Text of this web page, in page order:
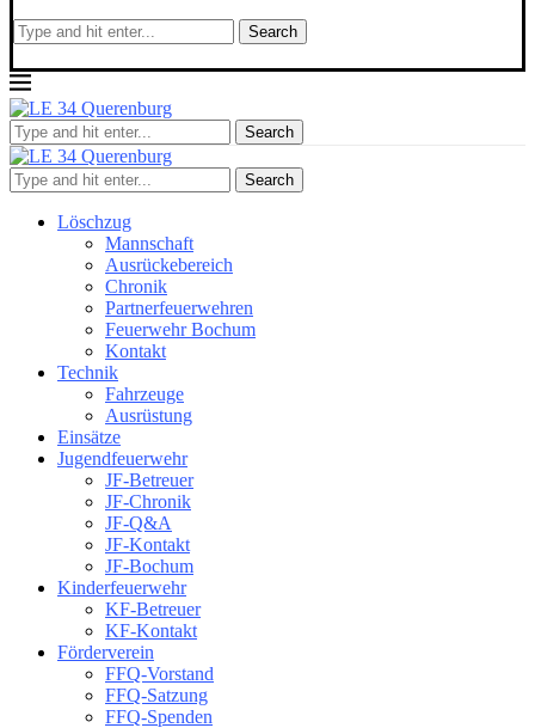
Search
Search
Search
Löschzug
Mannschaft
Ausrückebereich
Chronik
Partnerfeuerwehren
Feuerwehr Bochum
Kontakt
Technik
Fahrzeuge
Ausrüstung
Einsätze
Jugendfeuerwehr
JF-Betreuer
JF-Chronik
JF-Q&A
JF-Kontakt
JF-Bochum
Kinderfeuerwehr
KF-Betreuer
KF-Kontakt
Förderverein
FFQ-Vorstand
FFQ-Satzung
FFQ-Spenden